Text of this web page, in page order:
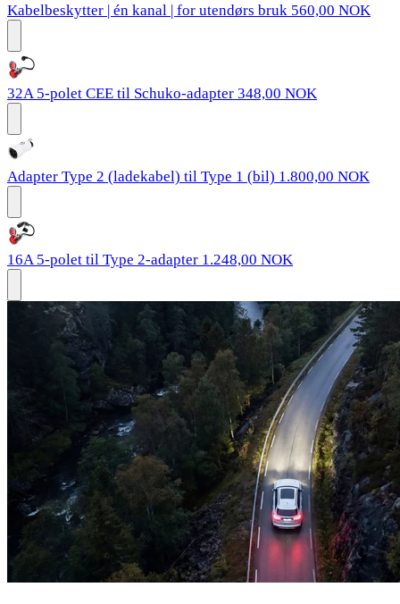
Kabelbeskytter | én kanal | for utendørs bruk 560,00 NOK
32A 5-polet CEE til Schuko-adapter 348,00 NOK
Adapter Type 2 (ladekabel) til Type 1 (bil) 1.800,00 NOK
16A 5-polet til Type 2-adapter 1.248,00 NOK